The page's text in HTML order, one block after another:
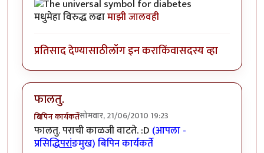
मधुमेहा विरुद्ध लढामाझी जालवही
प्रतिसाद देण्यासाठीलॉग इन कराकिंवासदस्य व्हा
फालतु.
बिपिन कार्यकर्तेसोमवार, 21/06/2010 19:23
फालतु. पराची काळजी वाटते. :D (आपला -
प्रसिद्धिपरांङमुख) बिपिन कार्यकर्ते